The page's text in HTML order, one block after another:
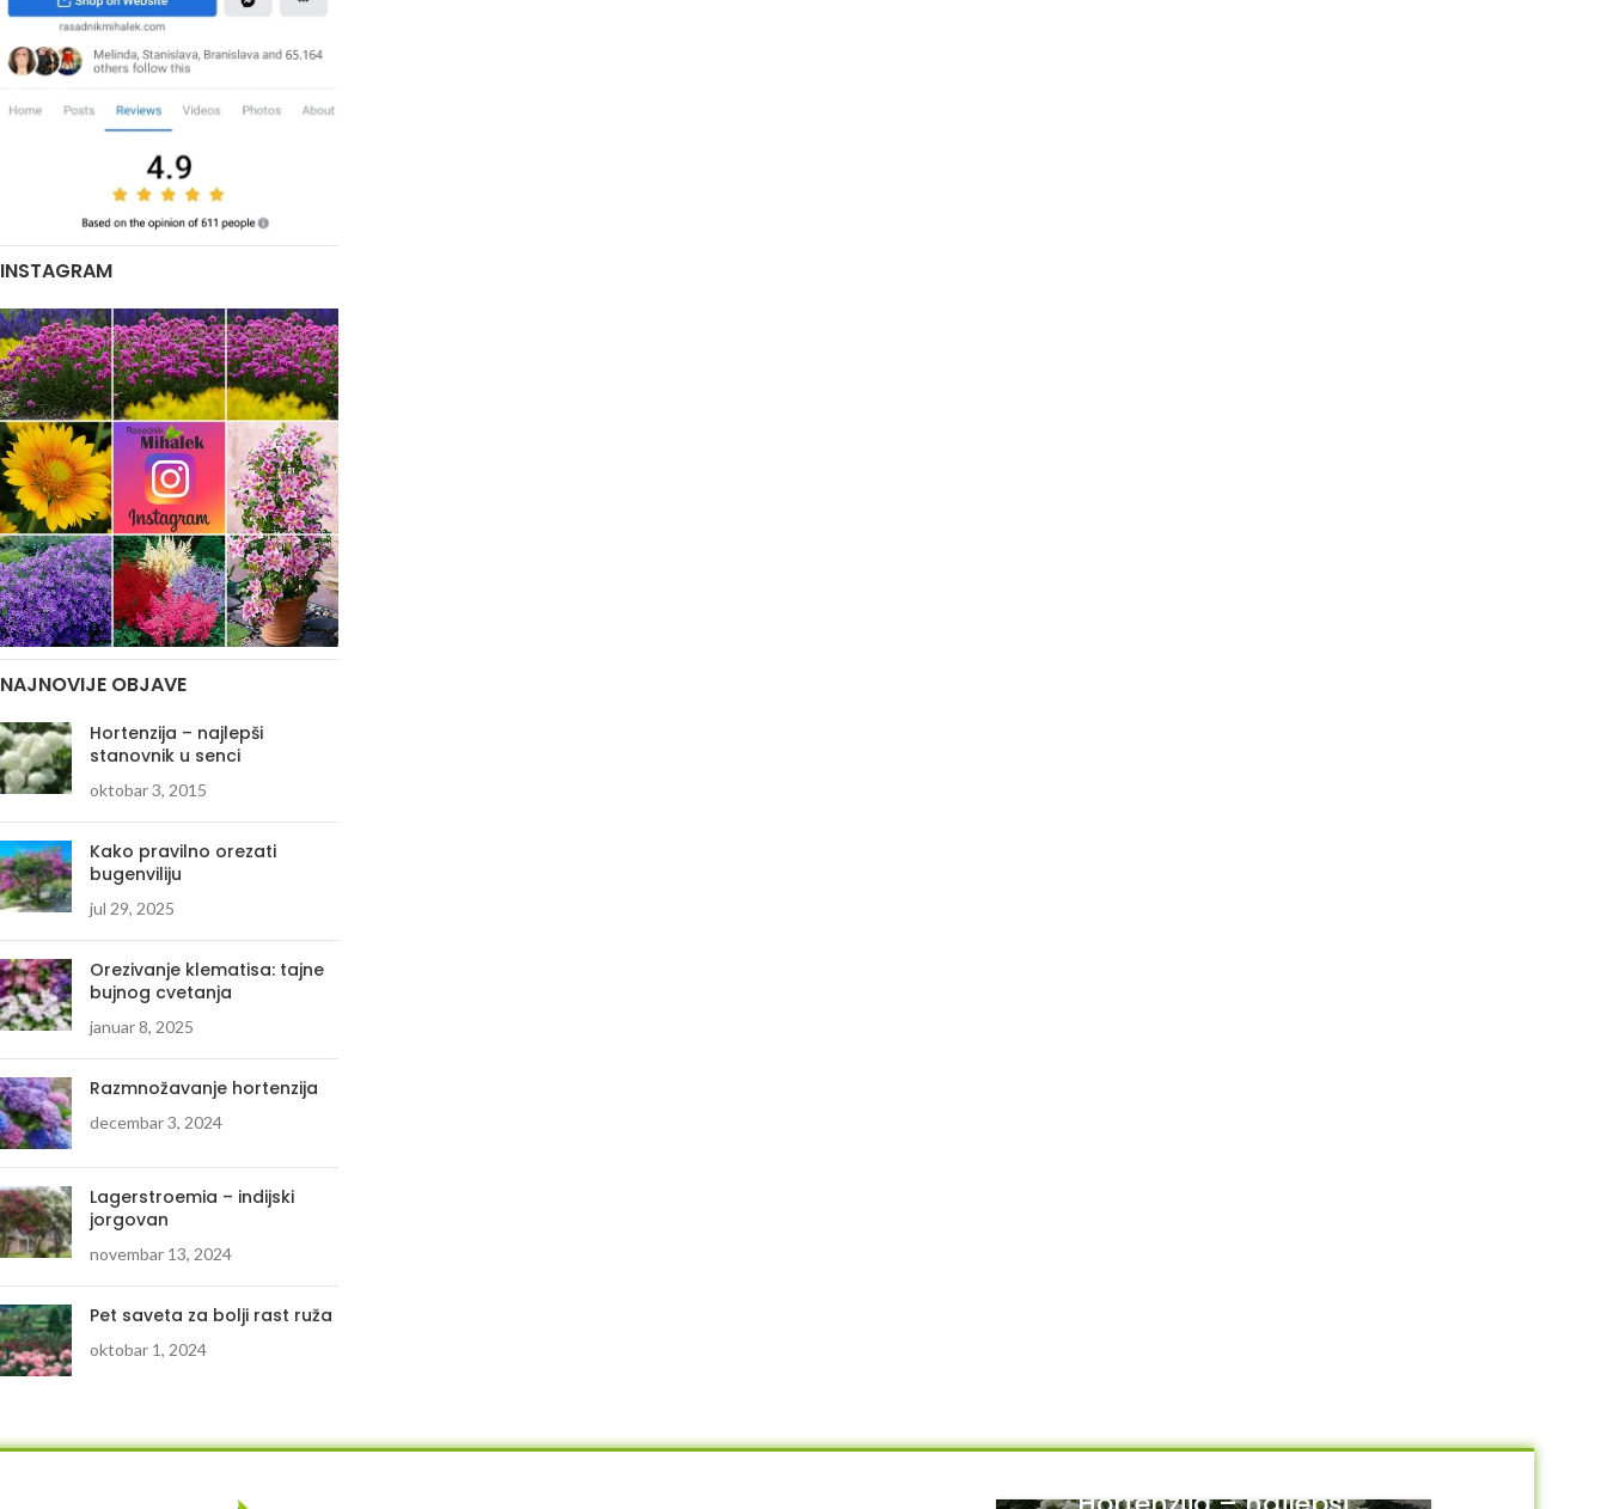
INSTAGRAM
NAJNOVIJE OBJAVE
Hortenzija – najlepši
stanovnik u senci
oktobar 3, 2015
Kako pravilno orezati
bugenviliju
jul 29, 2025
Orezivanje klematisa: tajne
bujnog cvetanja
januar 8, 2025
Razmnožavanje hortenzija
decembar 3, 2024
Lagerstroemia – indijski
jorgovan
novembar 13, 2024
Pet saveta za bolji rast ruža
oktobar 1, 2024